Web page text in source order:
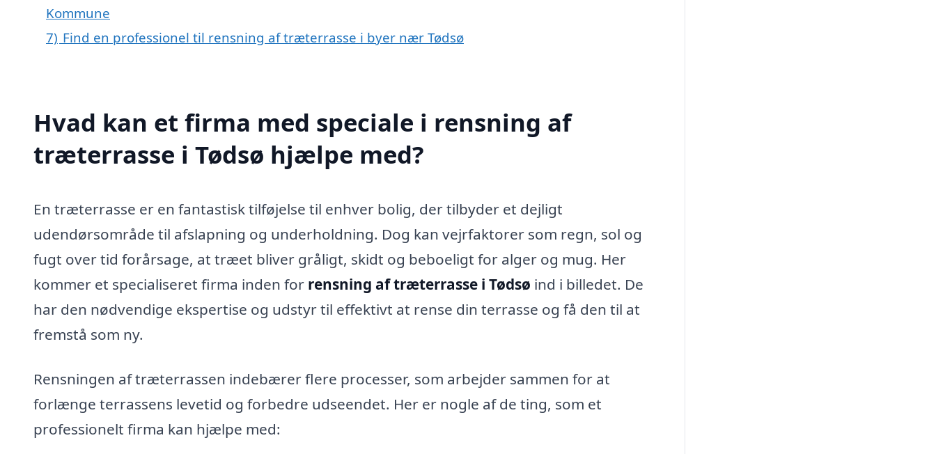
Kommune
7) Find en professionel til rensning af træterrasse i byer nær Tødsø
Hvad kan et firma med speciale i rensning af
træterrasse i Tødsø hjælpe med?
En træterrasse er en fantastisk tilføjelse til enhver bolig, der tilbyder et dejligt
udendørsområde til afslapning og underholdning. Dog kan vejrfaktorer som regn, sol og
fugt over tid forårsage, at træet bliver gråligt, skidt og beboeligt for alger og mug. Her
kommer et specialiseret firma inden for rensning af træterrasse i Tødsø ind i billedet. De
har den nødvendige ekspertise og udstyr til effektivt at rense din terrasse og få den til at
fremstå som ny.
Rensningen af træterrassen indebærer flere processer, som arbejder sammen for at
forlænge terrassens levetid og forbedre udseendet. Her er nogle af de ting, som et
professionelt firma kan hjælpe med: